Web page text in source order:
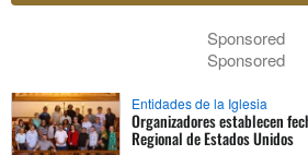
Sponsored
Sponsored
Entidades de la Iglesia
Organizadores establecen
Regional de Estados Unidos